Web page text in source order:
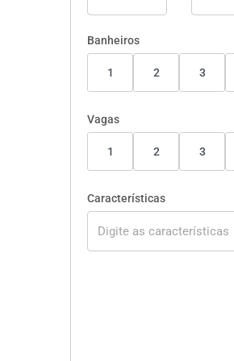
Banheiros
1 2 3
Vagas
1 2 3
Características